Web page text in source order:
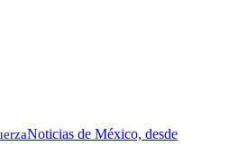
Noticias de México, desde